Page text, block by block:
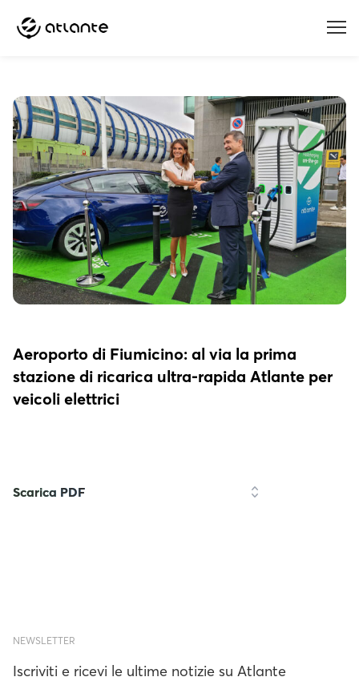
Menu
Aeroporto di Fiumicino: al via la prima
stazione di ricarica ultra-rapida Atlante per
veicoli elettrici
Scarica PDF
NEWSLETTER
Iscriviti e ricevi le ultime notizie su Atlante